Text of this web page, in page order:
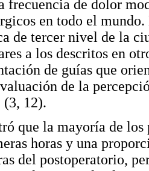
frecuencia de dolor
en todo el
de tercer nivel de la
a los descritos en
de guías que
de la
(3, 12).
que la mayoría de
horas y una
del postoperatorio,